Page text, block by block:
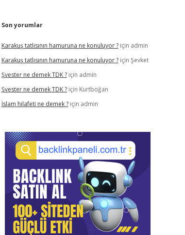
Son yorumlar
Karakuş tatlısının hamuruna ne konuluyor ?için admin
Karakuş tatlısının hamuruna ne konuluyor ?için Şevket
Şvester ne demek TDK ?için admin
Şvester ne demek TDK ?için Kurtboğan
İslam hilafeti ne demek ?için admin